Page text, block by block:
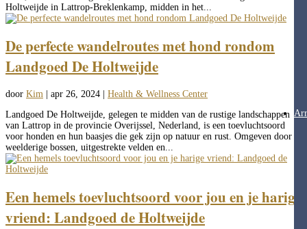
Holtweijde in Lattrop-Breklenkamp, midden in het...
De perfecte wandelroutes met hond rondom
Landgoed De Holtweijde
door Kim | apr 26, 2024 | Health & Wellness Center
Landgoed De Holtweijde, gelegen te midden van de rustige landschappen
van Lattrop in de provincie Overijssel, Nederland, is een toevluchtsoord
voor honden en hun baasjes die gek zijn op natuur en rust. Omgeven door
weelderige bossen, uitgestrekte velden en...
Een hemels toevluchtsoord voor jou en je harige
vriend: Landgoed de Holtweijde